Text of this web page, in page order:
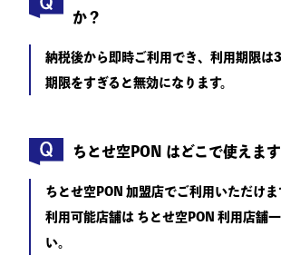
か？
納税後から即時ご利用でき、利用期限は
期限をすぎると無効になります。
ちとせ空PON はどこで使えま
ちとせ空PON 加盟店でご利用いただけま
利用可能店舗は ちとせ空PON 利用店舗
い。